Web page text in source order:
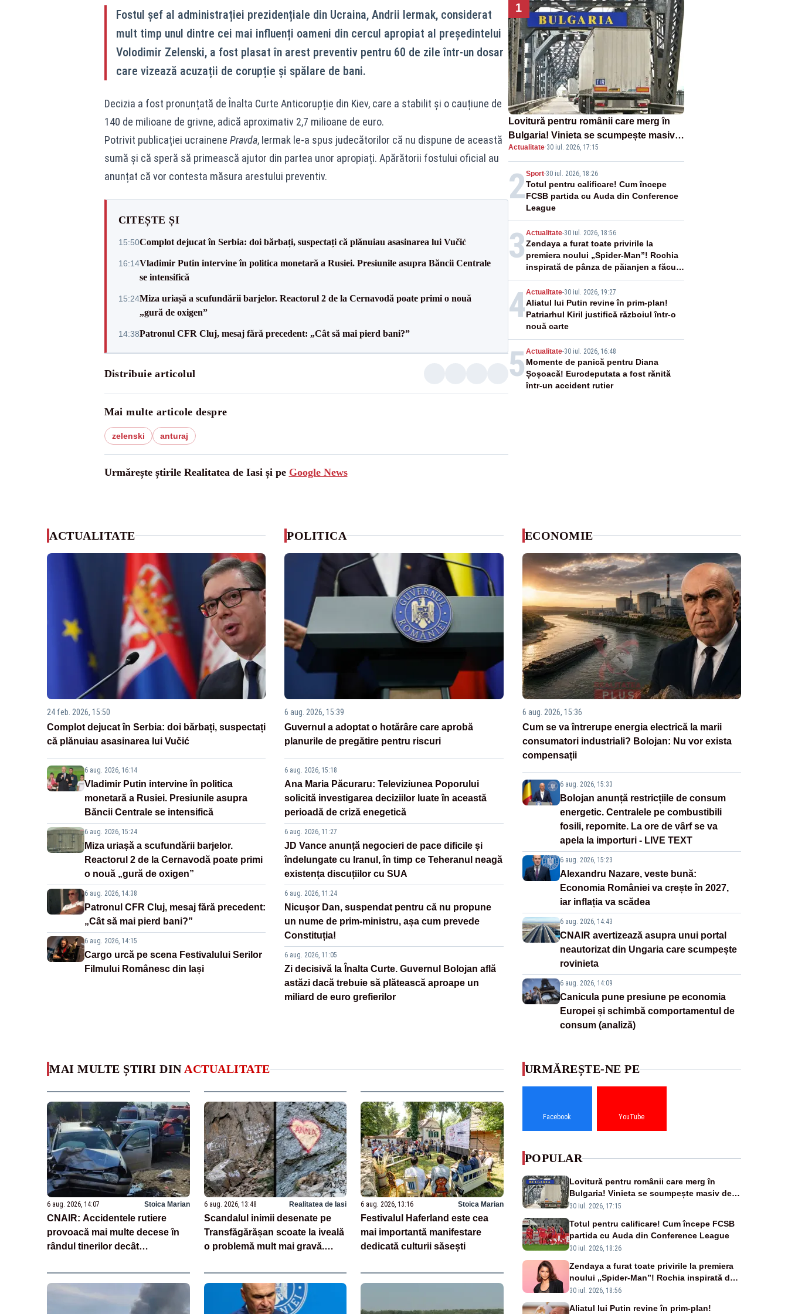
Fostul șef al administrației prezidențiale din Ucraina, Andrii Iermak, considerat
mult timp unul dintre cei mai influenți oameni din cercul apropiat al președintelui
Volodimir Zelenski, a fost plasat în arest preventiv pentru 60 de zile într-un dosar
care vizează acuzații de corupție și spălare de bani.
Decizia a fost pronunțată de Înalta Curte Anticorupție din Kiev, care a stabilit și o cauțiune de
140 de milioane de grivne, adică aproximativ 2,7 milioane de euro.
Potrivit publicației ucrainene Pravda, Iermak le-a spus judecătorilor că nu dispune de această
sumă și că speră să primească ajutor din partea unor apropiați. Apărătorii fostului oficial au
anunțat că vor contesta măsura arestului preventiv.
CITEȘTE ȘI
15:50Complot dejucat în Serbia: doi bărbați, suspectați că plănuiau asasinarea lui Vučić
16:14Vladimir Putin intervine în politica monetară a Rusiei. Presiunile asupra Băncii Centrale
se intensifică
15:24Miza uriașă a scufundării barjelor. Reactorul 2 de la Cernavodă poate primi o nouă
„gură de oxigen”
14:38Patronul CFR Cluj, mesaj fără precedent: „Cât să mai pierd bani?”
Distribuie articolul
Mai multe articole despre
zelenski anturaj
Urmărește știrile Realitatea de Iasi și pe Google News
1
Lovitură pentru românii care merg în
Bulgaria! Vinieta se scumpește masiv
de la 1 august
Actualitate·30 iul. 2026, 17:15
2Sport-30 iul. 2026, 18:26
Totul pentru calificare! Cum începe
FCSB partida cu Auda din Conference
League
3 Actualitate-30 iul. 2026, 18:56
Zendaya a furat toate privirile la
premiera noului „Spider-Man”! Rochia
inspirată de pânza de păianjen a făcut
senzație
4Actualitate-30 iul. 2026, 19:27
Aliatul lui Putin revine în prim-plan!
Patriarhul Kiril justifică războiul într-o
nouă carte
5 Actualitate-30 iul. 2026, 16:48
Momente de panică pentru Diana
Șoșoacă! Eurodeputata a fost rănită
într-un accident rutier
ACTUALITATE
24 feb. 2026, 15:50
Complot dejucat în Serbia: doi bărbați, suspectați
că plănuiau asasinarea lui Vučić
6 aug. 2026, 16:14
Vladimir Putin intervine în politica
monetară a Rusiei. Presiunile asupra
Băncii Centrale se intensifică
6 aug. 2026, 15:24
Miza uriașă a scufundării barjelor.
Reactorul 2 de la Cernavodă poate primi
o nouă „gură de oxigen”
6 aug. 2026, 14:38
Patronul CFR Cluj, mesaj fără precedent:
„Cât să mai pierd bani?”
6 aug. 2026, 14:15
Cargo urcă pe scena Festivalului Serilor
Filmului Românesc din Iași
POLITICA
6 aug. 2026, 15:39
Guvernul a adoptat o hotărâre care aprobă
planurile de pregătire pentru riscuri
6 aug. 2026, 15:18
Ana Maria Păcuraru: Televiziunea Poporului
solicită investigarea deciziilor luate în această
perioadă de criză enegetică
6 aug. 2026, 11:27
JD Vance anunță negocieri de pace dificile și
îndelungate cu Iranul, în timp ce Teheranul neagă
existența discuțiilor cu SUA
6 aug. 2026, 11:24
Nicușor Dan, suspendat pentru că nu propune
un nume de prim-ministru, așa cum prevede
Constituția!
6 aug. 2026, 11:05
Zi decisivă la Înalta Curte. Guvernul Bolojan află
astăzi dacă trebuie să plătească aproape un
miliard de euro grefierilor
ECONOMIE
6 aug. 2026, 15:36
Cum se va întrerupe energia electrică la marii
consumatori industriali? Bolojan: Nu vor exista
compensații
6 aug. 2026, 15:33
Bolojan anunță restricțiile de consum
energetic. Centralele pe combustibili
fosili, repornite. La ore de vârf se va
apela la importuri - LIVE TEXT
6 aug. 2026, 15:23
Alexandru Nazare, veste bună:
Economia României va crește în 2027,
iar inflația va scădea
6 aug. 2026, 14:43
CNAIR avertizează asupra unui portal
neautorizat din Ungaria care scumpește
rovinieta
6 aug. 2026, 14:09
Canicula pune presiune pe economia
Europei și schimbă comportamentul de
consum (analiză)
MAI MULTE ȘTIRI DIN ACTUALITATE
6 aug. 2026, 14:07 Stoica Marian
CNAIR: Accidentele rutiere
provoacă mai multe decese în
rândul tinerilor decât
6 aug. 2026, 13:48 Realitatea de Iasi
Scandalul inimii desenate pe
Transfăgărășan scoate la iveală
o problemă mult mai gravă.
izolat”
6 aug. 2026, 13:16 Stoica Marian
Festivalul Haferland este cea
mai importantă manifestare
dedicată culturii săsești
URMĂREȘTE-NE PE
Facebook YouTube
POPULAR
Lovitură pentru românii care merg în
Bulgaria! Vinieta se scumpește masiv de la
1 august
30 iul. 2026, 17:15
Totul pentru calificare! Cum începe FCSB
partida cu Auda din Conference League
30 iul. 2026, 18:26
Zendaya a furat toate privirile la premiera
noului „Spider-Man”! Rochia inspirată de
pânza de păianjen a făcut senzație
30 iul. 2026, 18:56
Aliatul lui Putin revine în prim-plan!